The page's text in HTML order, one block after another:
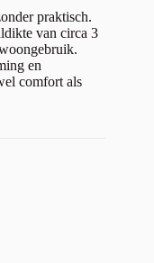
praktisch.
van circa 3
en
comfort als